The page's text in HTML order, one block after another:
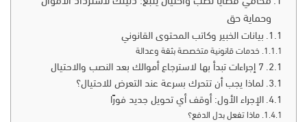
وحماية حق
بيانات الخبير وكاتب المحتوى القانوني
خدمات قانونية متخصصة بثقة وعدالة
7 إجراءات تبدأ بها لاسترجاع أموالك بعد النصب والاحتيال
لماذا يجب أن تتحرك بسرعة عند التعرض للاحتيال؟
الإجراء الأول: أوقف أي تحويل جديد فورًا
ماذا تفعل بدل الدفع؟